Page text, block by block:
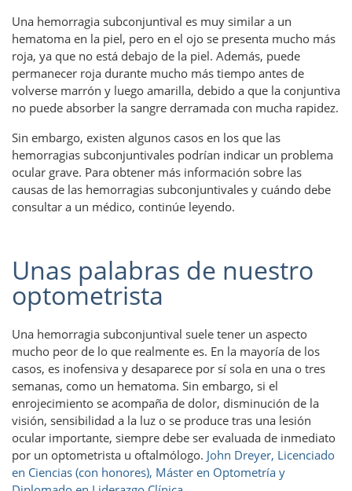
Una hemorragia subconjuntival es muy similar a un
hematoma en la piel, pero en el ojo se presenta mucho más
roja, ya que no está debajo de la piel. Además, puede
permanecer roja durante mucho más tiempo antes de
volverse marrón y luego amarilla, debido a que la conjuntiva
no puede absorber la sangre derramada con mucha rapidez.
Sin embargo, existen algunos casos en los que las
hemorragias subconjuntivales podrían indicar un problema
ocular grave. Para obtener más información sobre las
causas de las hemorragias subconjuntivales y cuándo debe
consultar a un médico, continúe leyendo.
Unas palabras de nuestro
optometrista
Una hemorragia subconjuntival suele tener un aspecto
mucho peor de lo que realmente es. En la mayoría de los
casos, es inofensiva y desaparece por sí sola en una o tres
semanas, como un hematoma. Sin embargo, si el
enrojecimiento se acompaña de dolor, disminución de la
visión, sensibilidad a la luz o se produce tras una lesión
ocular importante, siempre debe ser evaluada de inmediato
por un optometrista u oftalmólogo. John Dreyer, Licenciado
en Ciencias (con honores), Máster en Optometría y